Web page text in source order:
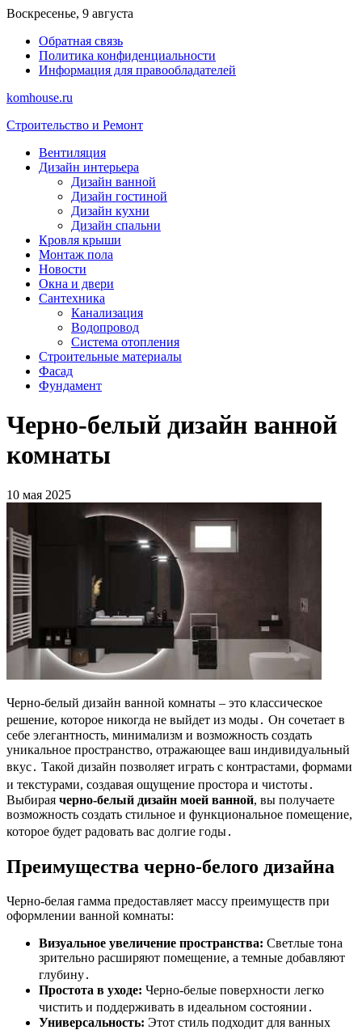
Перейти
содержимому
Воскресенье, 9 августа
Обратная связь
Политика конфиденциальности
Информация для правообладателей
komhouse.ru
Строительство и Ремонт
Вентиляция
Дизайн интерьера
Дизайн ванной
Дизайн гостиной
Дизайн кухни
Дизайн спальни
Кровля крыши
Монтаж пола
Новости
Окна и двери
Сантехника
Канализация
Водопровод
Система отопления
Строительные материалы
Фасад
Фундамент
Черно-белый дизайн ванной
комнаты
10 мая 2025
Черно-белый дизайн ванной комнаты – это классическое
решение, которое никогда не выйдет из моды․ Он сочетает в
себе элегантность, минимализм и возможность создать
уникальное пространство, отражающее ваш индивидуальный
вкус․ Такой дизайн позволяет играть с контрастами, формами
и текстурами, создавая ощущение простора и чистоты․
Выбирая черно-белый дизайн моей ванной, вы получаете
возможность создать стильное и функциональное помещение,
которое будет радовать вас долгие годы․
Преимущества черно-белого дизайна
Черно-белая гамма предоставляет массу преимуществ при
оформлении ванной комнаты:
Визуальное увеличение пространства: Светлые тона
зрительно расширяют помещение, а темные добавляют
глубину․
Простота в уходе: Черно-белые поверхности легко
чистить и поддерживать в идеальном состоянии․
Универсальность: Этот стиль подходит для ванных